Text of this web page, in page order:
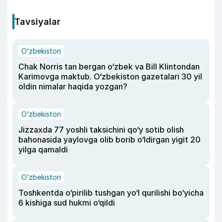
Tavsiyalar
O‘zbekiston
Chak Norris tan bergan o‘zbek va Bill Klintondan
Karimovga maktub. O‘zbekiston gazetalari 30 yil
oldin nimalar haqida yozgan?
O‘zbekiston
Jizzaxda 77 yoshli taksichini qo‘y sotib olish
bahonasida yaylovga olib borib o‘ldirgan yigit 20
yilga qamaldi
O‘zbekiston
Toshkentda o‘pirilib tushgan yo‘l qurilishi bo‘yicha
6 kishiga sud hukmi o‘qildi